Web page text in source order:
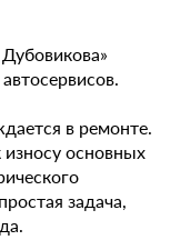
в ремонте.
основных
задача,